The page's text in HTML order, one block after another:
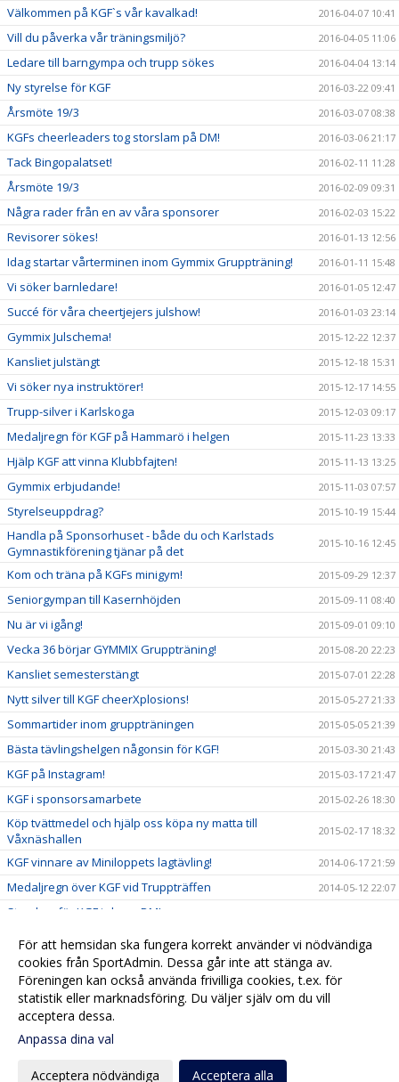
Välkommen på KGF`s vår kavalkad! 2016-04-07 10:41
Vill du påverka vår träningsmiljö? 2016-04-05 11:06
Ledare till barngympa och trupp sökes 2016-04-04 13:14
Ny styrelse för KGF 2016-03-22 09:41
Årsmöte 19/3 2016-03-07 08:38
KGFs cheerleaders tog storslam på DM! 2016-03-06 21:17
Tack Bingopalatset! 2016-02-11 11:28
Årsmöte 19/3 2016-02-09 09:31
Några rader från en av våra sponsorer 2016-02-03 15:22
Revisorer sökes! 2016-01-13 12:56
Idag startar vårterminen inom Gymmix Gruppträning! 2016-01-11 15:48
Vi söker barnledare! 2016-01-05 12:47
Succé för våra cheertjejers julshow! 2016-01-03 23:14
Gymmix Julschema! 2015-12-22 12:37
Kansliet julstängt 2015-12-18 15:31
Vi söker nya instruktörer! 2015-12-17 14:55
Trupp-silver i Karlskoga 2015-12-03 09:17
Medaljregn för KGF på Hammarö i helgen 2015-11-23 13:33
Hjälp KGF att vinna Klubbfajten! 2015-11-13 13:25
Gymmix erbjudande! 2015-11-03 07:57
Styrelseuppdrag? 2015-10-19 15:44
Handla på Sponsorhuset - både du och Karlstads
Gymnastikförening tjänar på det
2015-10-16 12:45
Kom och träna på KGFs minigym! 2015-09-29 12:37
Seniorgympan till Kasernhöjden 2015-09-11 08:40
Nu är vi igång! 2015-09-01 09:10
Vecka 36 börjar GYMMIX Gruppträning! 2015-08-20 22:23
Kansliet semesterstängt 2015-07-01 22:28
Nytt silver till KGF cheerXplosions! 2015-05-27 21:33
Sommartider inom gruppträningen 2015-05-05 21:39
Bästa tävlingshelgen någonsin för KGF! 2015-03-30 21:43
KGF på Instagram! 2015-03-17 21:47
KGF i sponsorsamarbete 2015-02-26 18:30
Köp tvättmedel och hjälp oss köpa ny matta till
Våxnäshallen
2015-02-17 18:32
KGF vinnare av Miniloppets lagtävling! 2014-06-17 21:59
Medaljregn över KGF vid Truppträffen 2014-05-12 22:07
Storslam för KGF i cheer-DM!
Nya framgångar för KGFs cheertjejer! 2014-03-17 22:02
Guld och silver till KGF mixtrupper! 2013-11-26 22:14
Må Bra-dagen en succé 2013-10-17 22:17
inställningar
Webbversion
För att hemsidan ska fungera korrekt använder vi nödvändiga
cookies från SportAdmin. Dessa går inte att stänga av.
Föreningen kan också använda frivilliga cookies, t.ex. för
statistik eller marknadsföring. Du väljer själv om du vill
acceptera dessa.
Anpassa dina val
Acceptera nödvändiga Acceptera alla